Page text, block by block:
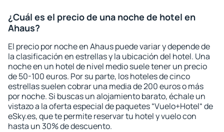
¿Cuál es el precio de una noche de hotel en
Ahaus?
El precio por noche en Ahaus puede variar y depende de
la clasificación en estrellas y la ubicación del hotel. Una
noche en un hotel de nivel medio suele tener un precio
de 50-100 euros. Por su parte, los hoteles de cinco
estrellas suelen cobrar una media de 200 euros o más
por noche. Si buscas un alojamiento barato, échale un
vistazo a la oferta especial de paquetes “Vuelo+Hotel“ de
eSky.es, que te permite reservar tu hotel y vuelo con
hasta un 30% de descuento.